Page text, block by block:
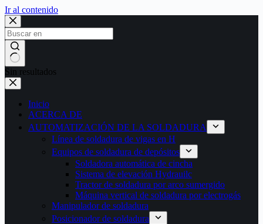
Ir al contenido
Sin resultados
Inicio
ACERCA DE
AUTOMATIZACIÓN DE LA SOLDADURA
Línea de soldadura de vigas en H
Equipos de soldadura de depósitos
Soldadora automática de cincha
Sistema de elevación Hydrauilc
Tractor de soldadura por arco sumergido
Máquina vertical de soldadura por electrogás
Manipulador de soldadura
Posicionador de soldadura